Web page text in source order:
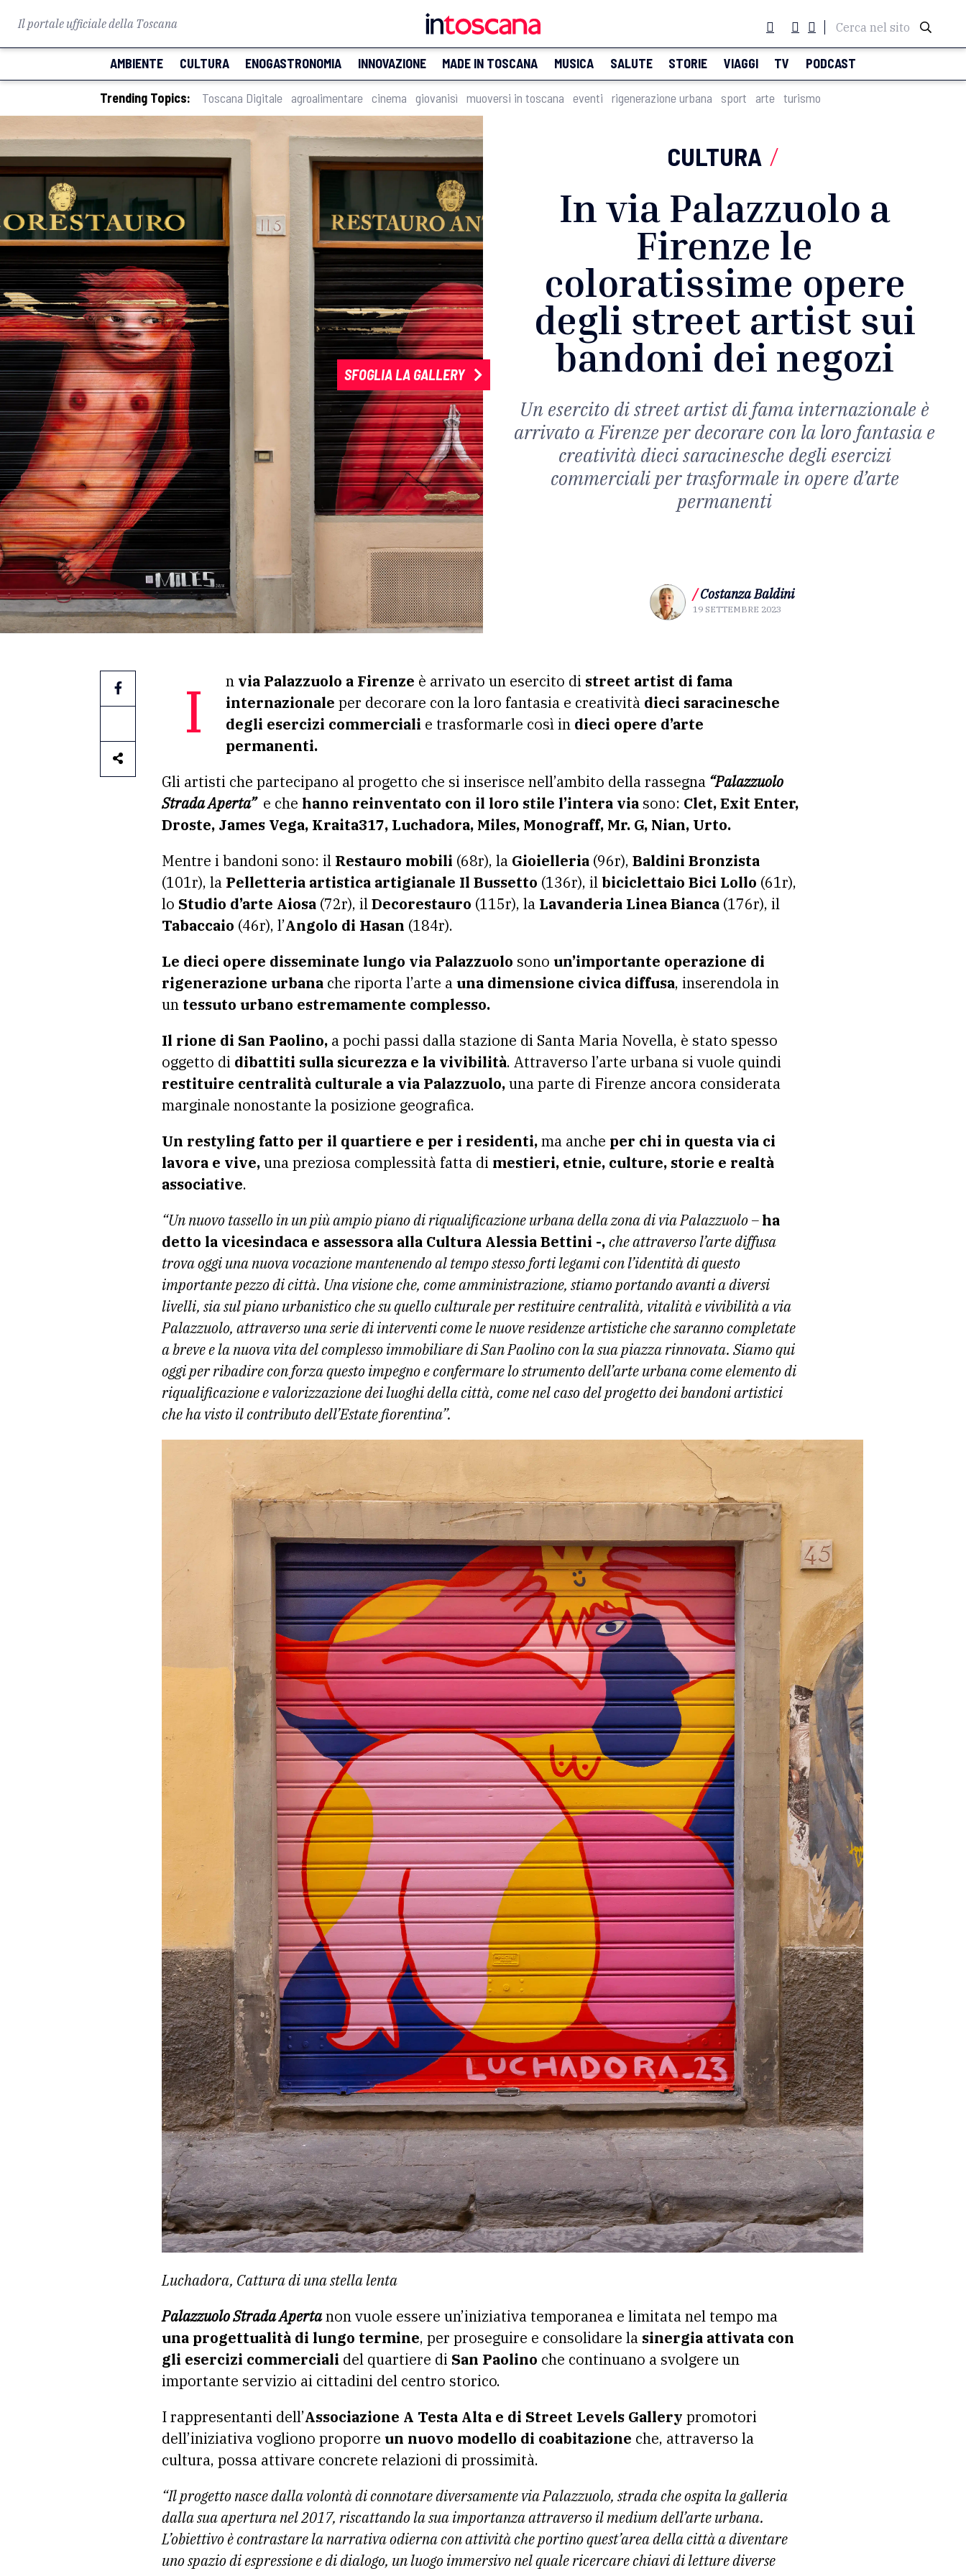
Il portale ufficiale della Toscana Cerca nel sito
AMBIENTE CULTURA ENOGASTRONOMIA INNOVAZIONE MADE IN TOSCANA MUSICA SALUTE STORIE VIAGGI TV PODCAST
Trending Topics: Toscana Digitale agroalimentare cinema giovanisì muoversi in toscana eventi rigenerazione urbana sport arte turismo
SFOGLIA LA GALLERY
CULTURA /
In via Palazzuolo a
Firenze le
coloratissime opere
degli street artist sui
bandoni dei negozi
Un esercito di street artist di fama internazionale è
arrivato a Firenze per decorare con la loro fantasia e
creatività dieci saracinesche degli esercizi
commerciali per trasformale in opere d’arte
permanenti
/ Costanza Baldini
19 SETTEMBRE 2023
In via Palazzuolo a Firenze è arrivato un esercito di street artist di fama
internazionale per decorare con la loro fantasia e creatività dieci saracinesche
degli esercizi commerciali e trasformarle così in dieci opere d’arte
permanenti.
Gli artisti che partecipano al progetto che si inserisce nell’ambito della rassegna “Palazzuolo
Strada Aperta” e che hanno reinventato con il loro stile l’intera via sono: Clet, Exit Enter,
Droste, James Vega, Kraita317, Luchadora, Miles, Monograff, Mr. G, Nian, Urto.
Mentre i bandoni sono: il Restauro mobili (68r), la Gioielleria (96r), Baldini Bronzista
(101r), la Pelletteria artistica artigianale Il Bussetto (136r), ilbiciclettaio Bici Lollo (61r),
lo Studio d’arte Aiosa (72r), ilDecorestauro (115r), la Lavanderia Linea Bianca (176r), il
Tabaccaio (46r), l’Angolo di Hasan (184r).
Le dieci opere disseminate lungo via Palazzuolo sono un’importante operazione di
rigenerazione urbana che riporta l’arte auna dimensione civica diffusa, inserendola in
un tessuto urbano estremamente complesso.
Il rione di San Paolino, a pochi passi dalla stazione di Santa Maria Novella, è stato spesso
oggetto di dibattiti sulla sicurezza e la vivibilità. Attraverso l’arte urbana si vuole quindi
restituire centralità culturale a via Palazzuolo,una parte di Firenze ancora considerata
marginale nonostante la posizione geografica.
Un restyling fatto per il quartiere e per i residenti,ma anche per chi in questa via ci
lavora e vive,una preziosa complessità fatta di mestieri, etnie, culture, storie e realtà
associative.
“Un nuovo tassello in un più ampio piano di riqualificazione urbana della zona di via Palazzuolo –ha
detto la vicesindaca e assessora alla Cultura Alessia Bettini -,che attraverso l’arte diffusa
trova oggi una nuova vocazione mantenendo al tempo stesso forti legami con l’identità di questo
importante pezzo di città. Una visione che, come amministrazione, stiamo portando avanti a diversi
livelli, sia sul piano urbanistico che su quello culturale per restituire centralità, vitalità e vivibilità a via
Palazzuolo, attraverso una serie di interventi come le nuove residenze artistiche che saranno completate
a breve e la nuova vita del complesso immobiliare di San Paolino con la sua piazza rinnovata. Siamo qui
oggi per ribadire con forza questo impegno e confermare lo strumento dell’arte urbana come elemento di
riqualificazione e valorizzazione dei luoghi della città, come nel caso del progetto dei bandoni artistici
che ha visto il contributo dell’Estate fiorentina”.
Luchadora, Cattura di una stella lenta
Palazzuolo Strada Apertanon vuole essere un’iniziativa temporanea e limitata nel tempo ma
una progettualità di lungo termine, per proseguire e consolidare la sinergia attivata con
gli esercizi commerciali del quartiere di San Paolino che continuano a svolgere un
importante servizio ai cittadini del centro storico.
I rappresentanti dell’Associazione A Testa Alta e di Street Levels Gallery promotori
dell’iniziativa vogliono proporre un nuovo modello di coabitazione che, attraverso la
cultura, possa attivare concrete relazioni di prossimità.
“Il progetto nasce dalla volontà di connotare diversamente via Palazzuolo, strada che ospita la galleria
dalla sua apertura nel 2017, riscattando la sua importanza attraverso il medium dell’arte urbana.
L’obiettivo è contrastare la narrativa odierna con attività che portino quest’area della città a diventare
uno spazio di espressione e di dialogo, un luogo immersivo nel quale ricercare chiavi di letture diverse